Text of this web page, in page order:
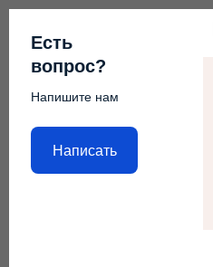
Есть
вопрос?
Напишите нам
Написать